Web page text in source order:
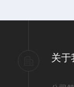
关于